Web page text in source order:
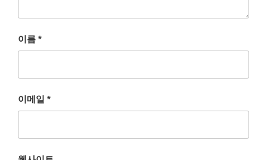
이름 *
이메일 *